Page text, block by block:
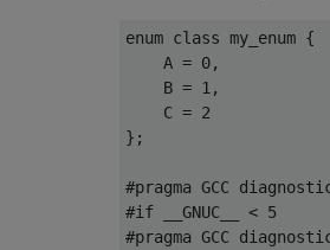
enum class my_enum {
    A
= 0,
    B
= 1 ,
    C
= 2
};
#pragma GCC
#if __GNUC__ < 5
#pragma GCC